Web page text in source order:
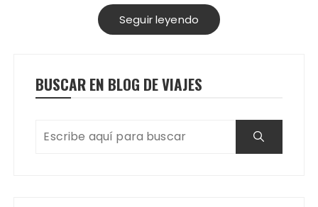
Seguir leyendo
BUSCAR EN BLOG DE VIAJES